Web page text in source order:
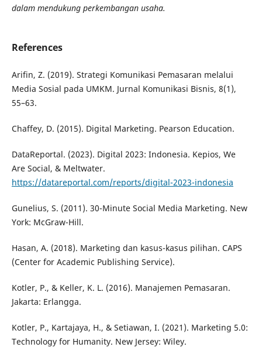
dalam mendukung perkembangan usaha.
References
Arifin, Z. (2019). Strategi Komunikasi Pemasaran melalui
Media Sosial pada UMKM. Jurnal Komunikasi Bisnis, 8(1),
55–63.
Chaffey, D. (2015). Digital Marketing. Pearson Education.
DataReportal. (2023). Digital 2023: Indonesia. Kepios, We
Are Social, & Meltwater.
https://datareportal.com/reports/digital-2023-indonesia
Gunelius, S. (2011). 30-Minute Social Media Marketing. New
York: McGraw-Hill.
Hasan, A. (2018). Marketing dan kasus-kasus pilihan. CAPS
(Center for Academic Publishing Service).
Kotler, P., & Keller, K. L. (2016). Manajemen Pemasaran.
Jakarta: Erlangga.
Kotler, P., Kartajaya, H., & Setiawan, I. (2021). Marketing 5.0:
Technology for Humanity. New Jersey: Wiley.